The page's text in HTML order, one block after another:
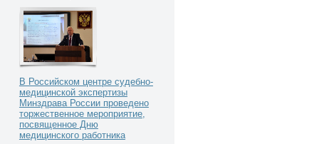
Южный федеральный округ -
В Российском центре судебно-
медицинской экспертизы
Минздрава России проведено
торжественное мероприятие,
посвященное Дню
медицинского работника